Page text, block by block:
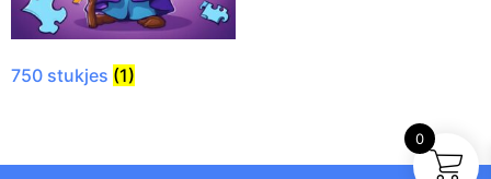
750 stukjes (1)
0